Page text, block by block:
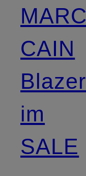
MARC
CAIN
Blazer
im
SALE